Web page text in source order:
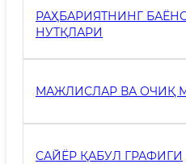
РАҲБАРИЯТНИНГ
НУТҚЛАРИ
МАЖЛИСЛАР ВА ОЧИҚ
САЙЁР ҚАБУЛ ГРАФИГИ